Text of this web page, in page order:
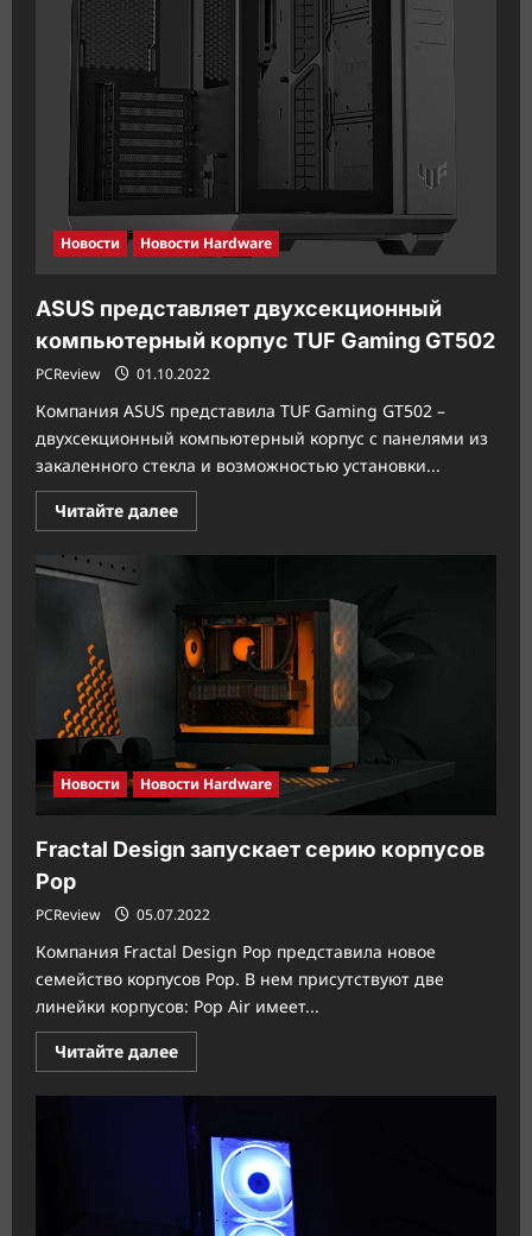
Новости Новости Hardware
ASUS представляет двухсекционный
компьютерный корпус TUF Gaming GT502
PCReview 01.10.2022
Компания ASUS представила TUF Gaming GT502 –
двухсекционный компьютерный корпус с панелями из
закаленного стекла и возможностью установки...
Читайте далееПрочитать
больше
ASUS
компьютерный
корпус
TUF
Gaming
GT502
Новости Новости Hardware
Fractal Design запускает серию корпусов
Pop
PCReview 05.07.2022
Компания Fractal Design Pop представила новое
семейство корпусов Pop. В нем присутствуют две
линейки корпусов: Pop Air имеет...
Читайте далееПрочитать
больше
Fractal
запускает
серию
корпусов